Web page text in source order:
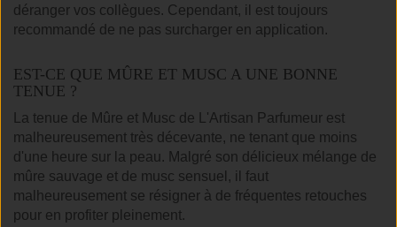
déranger vos collègues. Cependant, il est toujours
recommandé de ne pas surcharger en application.
EST-CE QUE MÛRE ET MUSC A UNE BONNE
TENUE ?
La tenue de Mûre et Musc de L'Artisan Parfumeur est
malheureusement très décevante, ne tenant que moins
d'une heure sur la peau. Malgré son délicieux mélange de
mûre sauvage et de musc sensuel, il faut
malheureusement se résigner à de fréquentes retouches
pour en profiter pleinement.